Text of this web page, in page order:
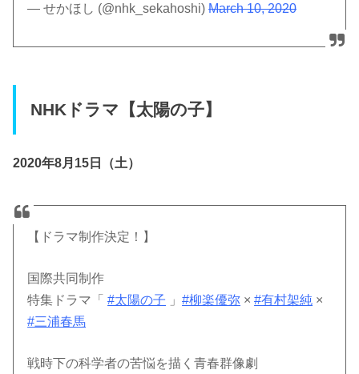
— せかほし (@nhk_sekahoshi)March 10, 2020
NHKドラマ【太陽の子】
2020年8月15日（土）
【ドラマ制作決定！】
国際共同制作
特集ドラマ「#太陽の子 」#柳楽優弥 ×#有村架純 ×
#三浦春馬
戦時下の科学者の苦悩を描く青春群像劇